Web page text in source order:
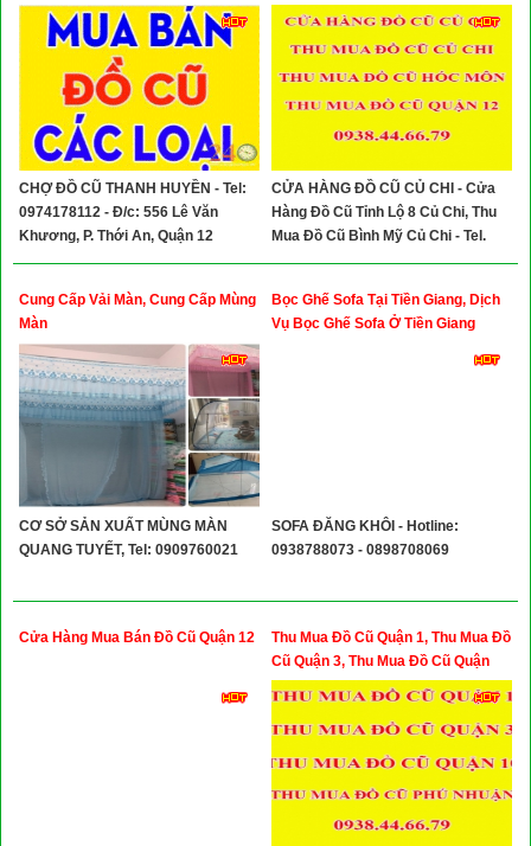
12, Mua Thanh Lý Quán Ăn Quán
Cafe
CHỢ ĐỒ CŨ THANH HUYỀN - Tel:
0974178112 - Đ/c: 556 Lê Văn
Khương, P. Thới An, Quận 12
CỬA HÀNG ĐỒ CŨ CỦ CHI - Cửa
Hàng Đồ Cũ Tỉnh Lộ 8 Củ Chi, Thu
Mua Đồ Cũ Bình Mỹ Củ Chi - Tel.
0938446679
Cung Cấp Vải Màn, Cung Cấp Mùng
Màn
CƠ SỞ SẢN XUẤT MÙNG MÀN
QUANG TUYẾT, Tel: 0909760021
Bọc Ghế Sofa Tại Tiền Giang, Dịch
Vụ Bọc Ghế Sofa Ở Tiền Giang
SOFA ĐĂNG KHÔI - Hotline:
0938788073 - 0898708069
Cửa Hàng Mua Bán Đồ Cũ Quận 12
Thu Mua Đồ Cũ Quận 1, Thu Mua Đồ
Cũ Quận 3, Thu Mua Đồ Cũ Quận
10, Thu Mua Đồ Cũ Quận Phú